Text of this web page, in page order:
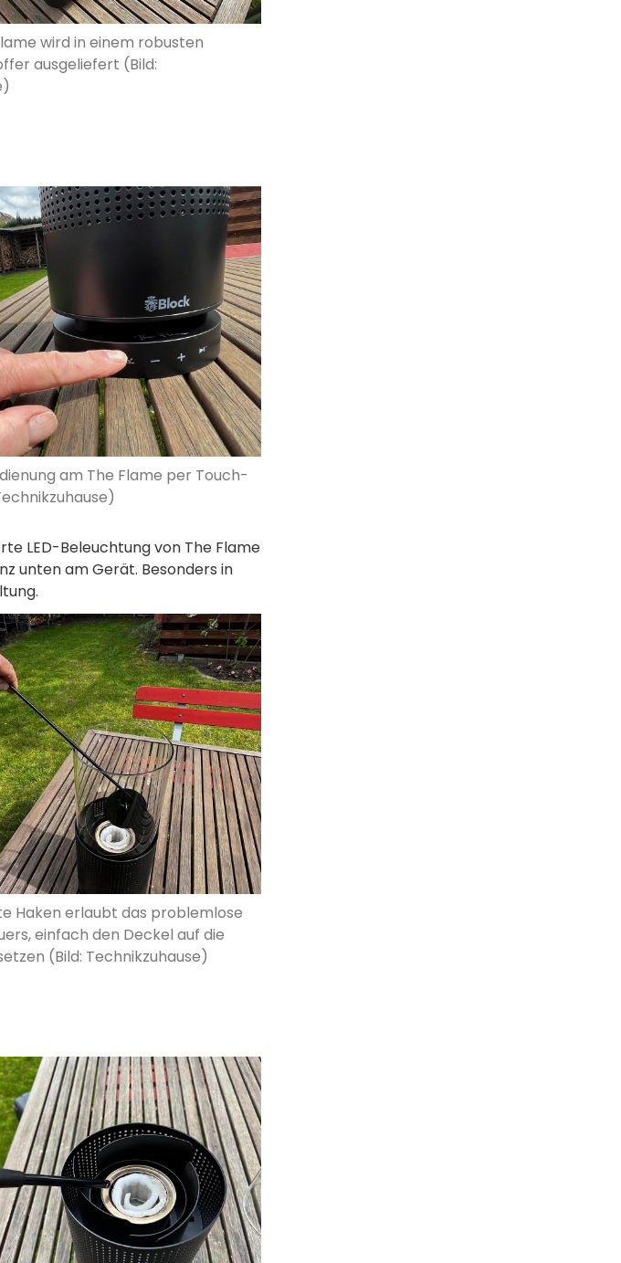
wird in einem robusten
ausgeliefert (Bild:
am The Flame per Touch-
LED-Beleuchtung von The Flame
unten am Gerät. Besonders in
Haken erlaubt das problemlose
einfach den Deckel auf die
(Bild: Technikzuhause)